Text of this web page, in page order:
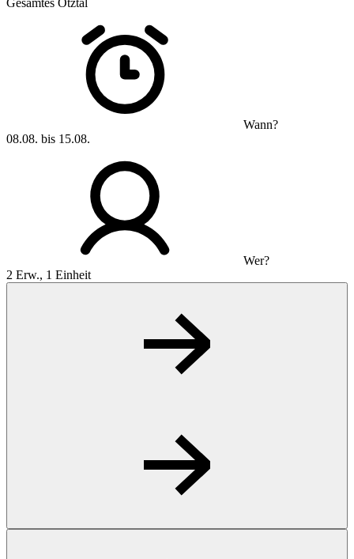
Gesamtes Ötztal
Wann?
08.08. bis 15.08.
Wer?
2 Erw., 1 Einheit